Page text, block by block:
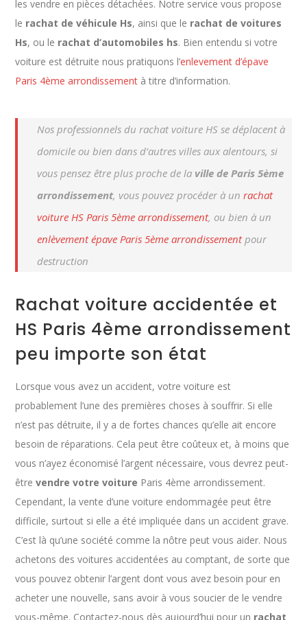
les vendre en pièces détachées. Notre service vous propose
le rachat de véhicule Hs, ainsi que le rachat de voitures
Hs, ou le rachat d’automobiles hs. Bien entendu si votre
voiture est détruite nous pratiquons l’enlevement d’épave
Paris 4ème arrondissement à titre d’information.
Nos professionnels du rachat voiture HS se déplacent à
domicile ou bien dans d’autres villes aux alentours, si
vous pensez être plus proche de la ville de Paris 5ème
arrondissement, vous pouvez procéder à unrachat
voiture HS Paris 5ème arrondissement, ou bien à un
enlèvement épave Paris 5ème arrondissementpour
destruction
Rachat voiture accidentée et
HS Paris 4ème arrondissement
peu importe son état
Lorsque vous avez un accident, votre voiture est
probablement l’une des premières choses à souffrir. Si elle
n’est pas détruite, il y a de fortes chances qu’elle ait encore
besoin de réparations. Cela peut être coûteux et, à moins que
vous n’ayez économisé l’argent nécessaire, vous devrez peut-
êtrevendre votre voiture Paris 4ème arrondissement.
Cependant, la vente d’une voiture endommagée peut être
difficile, surtout si elle a été impliquée dans un accident grave.
C’est là qu’une société comme la nôtre peut vous aider. Nous
achetons des voitures accidentées au comptant, de sorte que
vous pouvez obtenir l’argent dont vous avez besoin pour en
acheter une nouvelle, sans avoir à vous soucier de le vendre
vous-même. Contactez-nous dès aujourd’hui pour un rachat